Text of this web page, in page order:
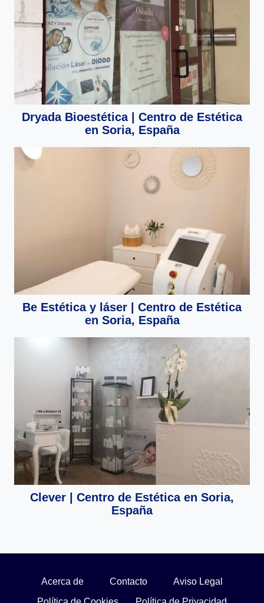
Dryada Bioestética | Centro de Estética
en Soria, España
Be Estética y láser | Centro de Estética
en Soria, España
Clever | Centro de Estética en Soria,
España
Acerca de Contacto Aviso Legal